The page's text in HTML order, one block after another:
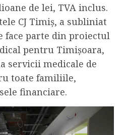
de lei, TVA inclus.
CJ Timiș, a subliniat
face parte din proiectul
pentru Timișoara,
servicii medicale de
toate familiile,
financiare.